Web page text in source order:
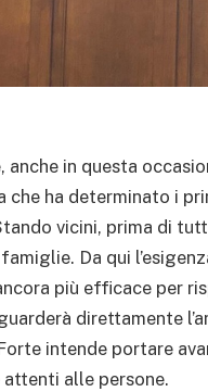
anche in questa
che ha determinato i
vicini, prima di
Da qui
più efficace per
direttamente
intende portare
attenti alle persone.